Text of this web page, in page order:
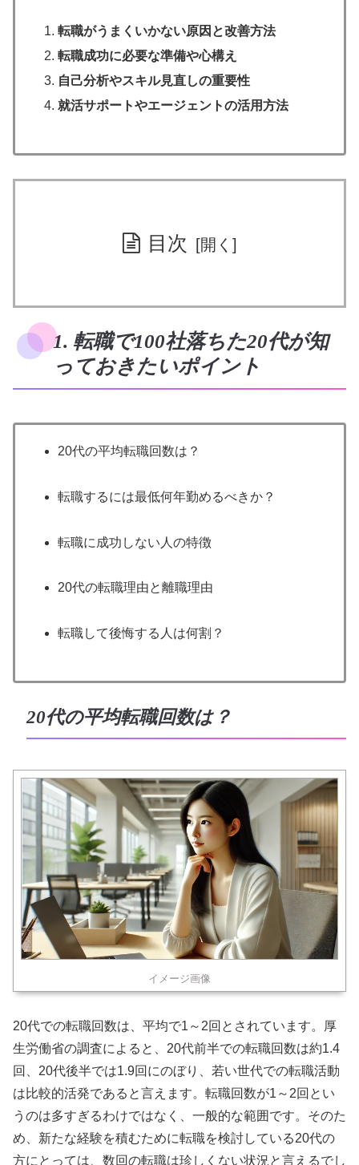
転職がうまくいかない原因と改善方法
転職成功に必要な準備や心構え
自己分析やスキル見直しの重要性
就活サポートやエージェントの活用方法
目次
1. 転職で100社落ちた20代が知
っておきたいポイント
20代の平均転職回数は？
転職するには最低何年勤めるべきか？
転職に成功しない人の特徴
20代の転職理由と離職理由
転職して後悔する人は何割？
20代の平均転職回数は？
イメージ画像
20代での転職回数は、平均で1～2回とされています。厚
生労働省の調査によると、20代前半での転職回数は約1.4
回、20代後半では1.9回にのぼり、若い世代での転職活動
は比較的活発であると言えます。転職回数が1～2回とい
うのは多すぎるわけではなく、一般的な範囲です。そのた
め、新たな経験を積むために転職を検討している20代の
方にとっては、数回の転職は珍しくない状況と言えるでし